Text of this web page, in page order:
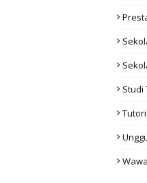
Studi